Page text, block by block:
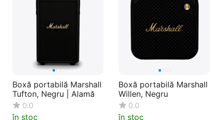
Boxă portabilă Marshall
Tufton, Negru | Alamă
0.0
în stoc
Boxă portabilă Marshall
Willen, Negru
0.0
în stoc